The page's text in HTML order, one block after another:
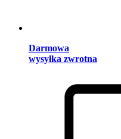
Darmowa
wysyłka zwrotna